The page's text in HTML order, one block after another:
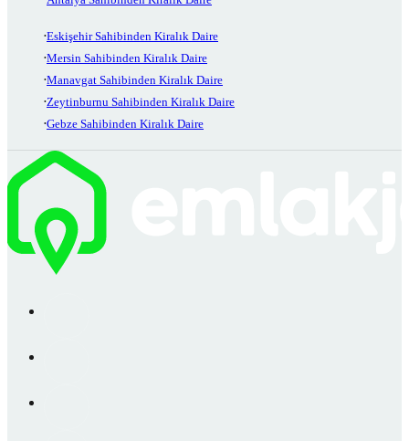
Eskişehir Sahibinden Kiralık Daire
Mersin Sahibinden Kiralık Daire
Manavgat Sahibinden Kiralık Daire
Zeytinburnu Sahibinden Kiralık Daire
Gebze Sahibinden Kiralık Daire